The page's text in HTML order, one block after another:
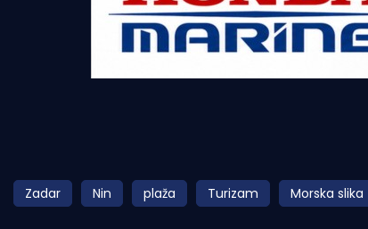
Morski plus
Pomorstvo
Zadar Nin plaža Turizam Morska slika